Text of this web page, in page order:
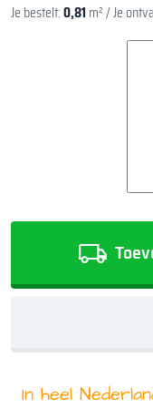
Je bestelt:0,81 m²/ Je
In heel